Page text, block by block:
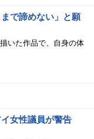
で諦めない」と願
いた作品で、自身の体
女性議員が警告